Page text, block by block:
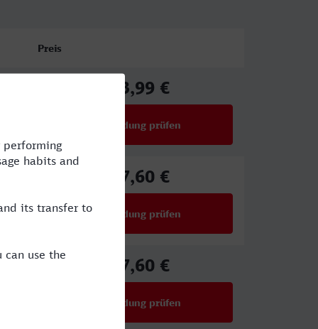
Preis
43,99 €
Verbindung prüfen
47,60 €
Verbindung prüfen
47,60 €
Verbindung prüfen